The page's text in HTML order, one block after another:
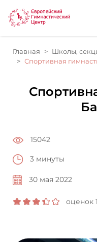
Главная
Школы,
Спортивная
15042
3 минуты
30 мая 2022
оценок